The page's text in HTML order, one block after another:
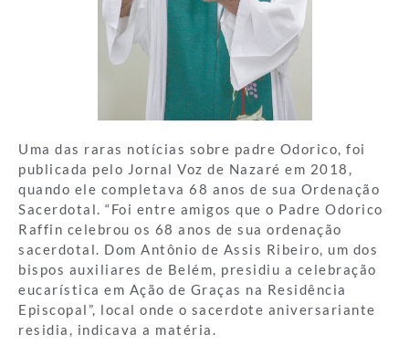
Uma das raras notícias sobre padre Odorico, foi
publicada pelo Jornal Voz de Nazaré em 2018,
quando ele completava 68 anos de sua Ordenação
Sacerdotal. “Foi entre amigos que o Padre Odorico
Raffin celebrou os 68 anos de sua ordenação
sacerdotal. Dom Antônio de Assis Ribeiro, um dos
bispos auxiliares de Belém, presidiu a celebração
eucarística em Ação de Graças na Residência
Episcopal”, local onde o sacerdote aniversariante
residia, indicava a matéria.